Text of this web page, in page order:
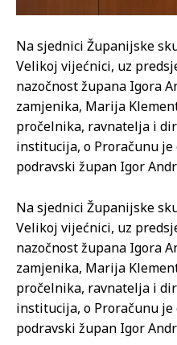
Na sjednici Županijske
Velikoj vijećnici, uz
nazočnost župana Igora
zamjenika, Marija
pročelnika, ravnatelja i
institucija, o Proračunu
podravski župan Igor
Na sjednici Županijske
Velikoj vijećnici, uz
nazočnost župana Igora
zamjenika, Marija
pročelnika, ravnatelja i
institucija, o Proračunu
podravski župan Igor